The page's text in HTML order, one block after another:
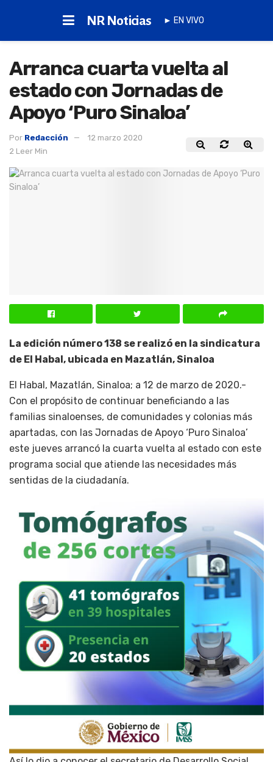
NR Noticias ► EN VIVO
Arranca cuarta vuelta al
estado con Jornadas de
Apoyo ‘Puro Sinaloa’
Por Redacción
12 marzo 2020
2 Leer Min
La edición número 138 se realizó en la sindicatura
de El Habal, ubicada en Mazatlán, Sinaloa
El Habal, Mazatlán, Sinaloa; a 12 de marzo de 2020.-
Con el propósito de continuar beneficiando a las
familias sinaloenses, de comunidades y colonias más
apartadas, con las Jornadas de Apoyo ‘Puro Sinaloa’
este jueves arrancó la cuarta vuelta al estado con este
programa social que atiende las necesidades más
sentidas de la ciudadanía.